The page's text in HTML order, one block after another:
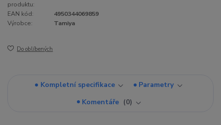
produktu:
EAN kód:
4950344069859
Výrobce:
Tamiya
Do oblíbených
Kompletní specifikace
Parametry
Komentáře
0